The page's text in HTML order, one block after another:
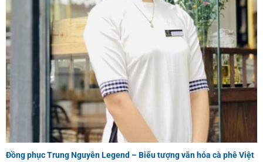
Đồng phục Trung Nguyên Legend – Biểu tượng văn hóa cà phê Việt